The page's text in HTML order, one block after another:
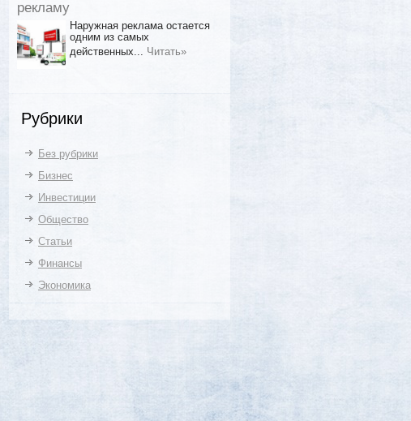
рекламу
Наружная реклама остается
одним из самых
действенных... Читать»
Рубрики
Без рубрики
Бизнес
Инвестиции
Общество
Статьи
Финансы
Экономика